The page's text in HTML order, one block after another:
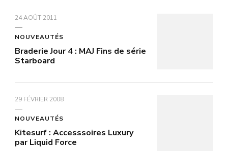
24 AOÛT 2011
NOUVEAUTÉS
Braderie Jour 4 : MAJ Fins de série
Starboard
29 FÉVRIER 2008
NOUVEAUTÉS
Kitesurf : Accesssoires Luxury
par Liquid Force